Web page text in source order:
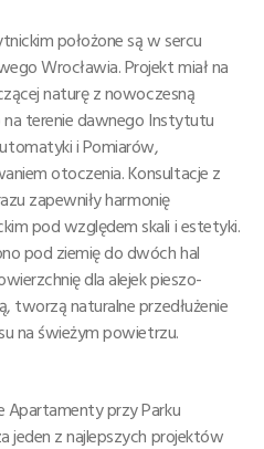
położone są w sercu
Wrocławia. Projekt miał na
naturę z nowoczesną
terenie dawnego Instytutu
i Pomiarów,
otoczenia. Konsultacje z
zapewniły harmonię
pod względem skali i estetyki.
pod ziemię do dwóch hal
dla alejek pieszo-
tworzą naturalne przedłużenie
na świeżym powietrzu.
Apartamenty przy Parku
jeden z najlepszych projektów